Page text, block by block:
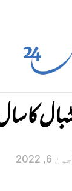
جون 6, 2022